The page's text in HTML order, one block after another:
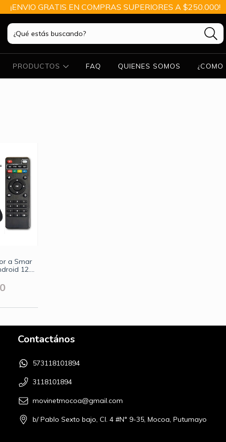
¡ENVIO GRATIS EN COMPRAS SUPERIORES A $250.000!
PRODUCTOS FAQ QUIENES SOMOS ¿COMO
a Smar
12.0
Contactános
573118101894
3118101894
movinetmocoa@gmail.com
b/ Pablo Sexto bajo, Cl. 4 #N° 9-35, Mocoa, Putumayo